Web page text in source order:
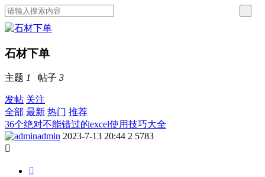
石材下单
主题 1 帖子 3
发帖 关注
全部 最新 热门 推荐
36个绝对不能错过的excel使用技巧大全
admin 2023-7-13 20:44 2 5783

